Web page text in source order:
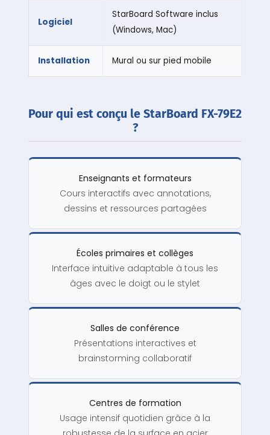
Logiciel
StarBoard Software inclus
(Windows, Mac)
Installation Mural ou sur pied mobile
Pour qui est conçu le StarBoard FX-79E2
?
Enseignants et formateurs
Cours interactifs avec annotations,
dessins et ressources partagées
Écoles primaires et collèges
Interface intuitive adaptable à tous les
âges avec le doigt ou le stylet
Salles de conférence
Présentations interactives et
brainstorming collaboratif
Centres de formation
Usage intensif quotidien grâce à la